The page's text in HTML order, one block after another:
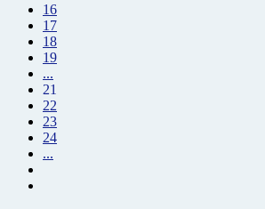
16
17
18
19
...
21
22
23
24
...